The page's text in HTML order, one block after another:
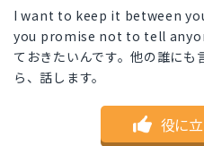
I want to keep it between
you promise not to tell
ておきたいんです。他の誰にも
ら、話します。
役に